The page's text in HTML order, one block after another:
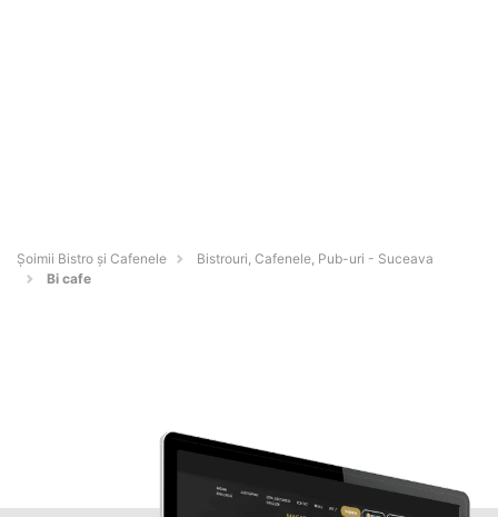
Șoimii Bistro și Cafenele
Bistrouri, Cafenele, Pub-uri - Suceava
Bi cafe